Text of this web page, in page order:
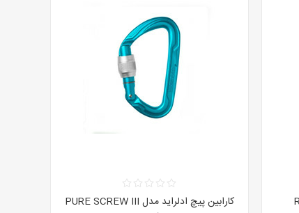
کارابین پیچ ادلراید مدل PURE SCREW III